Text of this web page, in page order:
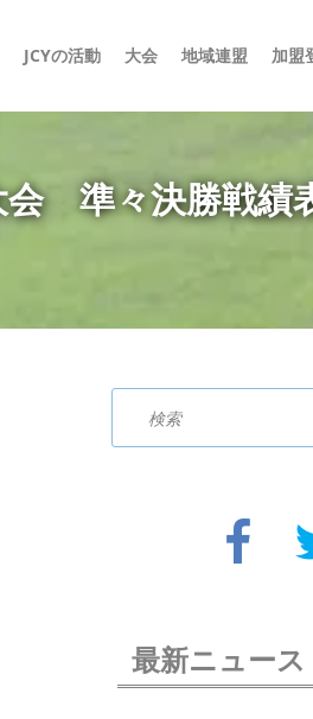
JCYの活動 大会 地域連盟 加盟
会 準々決勝戦績
最新ニュース